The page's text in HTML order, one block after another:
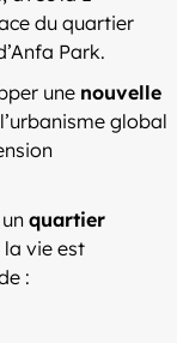
du quartier
Park.
une nouvelle
global
unquartier
la vie est
: